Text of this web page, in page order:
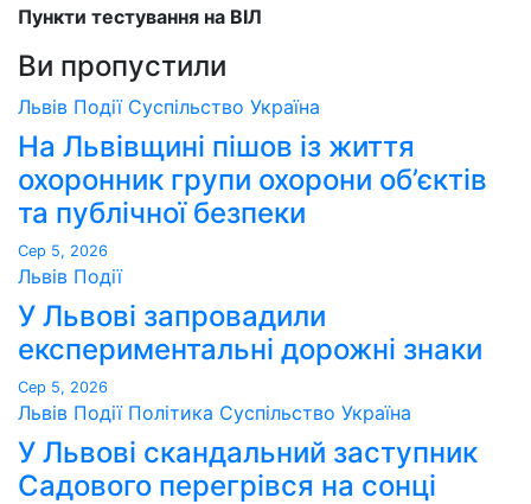
Пункти тестування на ВІЛ
Ви пропустили
Львів Події Суспільство Україна
На Львівщині пішов із життя
охоронник групи охорони об’єктів
та публічної безпеки
Сер 5, 2026
Львів Події
У Львові запровадили
експериментальні дорожні знаки
Сер 5, 2026
Львів Події Політика Суспільство Україна
У Львові скандальний заступник
Садового перегрівся на сонці